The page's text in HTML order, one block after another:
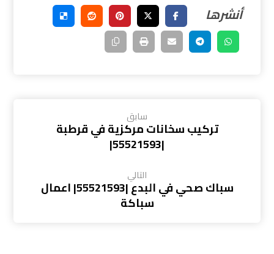
سابق
تركيب سخانات مركزية في قرطبة
|55521593|
التالي
سباك صحي في البدع |55521593| اعمال
سباكة